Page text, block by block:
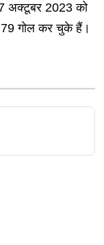
अक्टूबर 2023 को
79 गोल कर चुके हैं।